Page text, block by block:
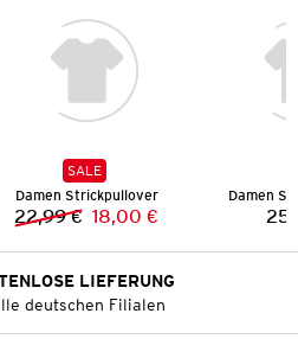
SALE
Damen Strickpullover
Vorheriger Preis:
22,99 € Neuer Preis:
18,00 €
Damen
LIEFERUNG
deutschen Filialen